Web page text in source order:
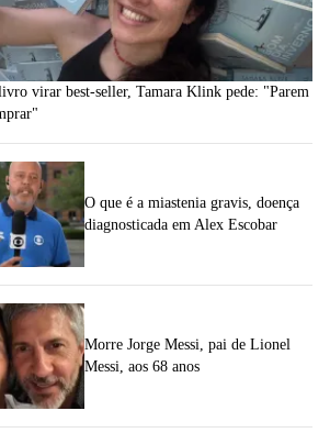
virar best-seller, Tamara Klink pede: "Parem
O que é a miastenia gravis, doença
diagnosticada em Alex Escobar
Morre Jorge Messi, pai de Lionel
Messi, aos 68 anos